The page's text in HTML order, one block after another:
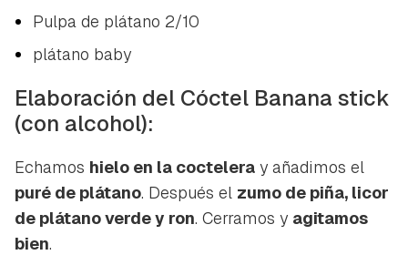
Guardar como favorito
Para poder guardar como favorito, primero has de
iniciar sesión con tu cuenta de Hogarmanía.
Pulpa de plátano 2/10
plátano baby
Elaboración del Cóctel Banana stick
(con alcohol):
Echamos hielo en la coctelera y añadimos el
puré de plátano. Después el zumo de piña, licor
de plátano verde y ron. Cerramos y agitamos
bien.
Contenido enviado
Gracias por suscribirte a nuestro boletín.